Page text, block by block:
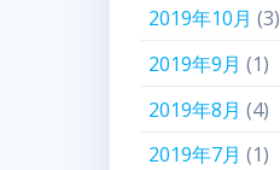
2019年10月 (3)
2019年9月 (1)
2019年8月 (4)
2019年7月 (1)